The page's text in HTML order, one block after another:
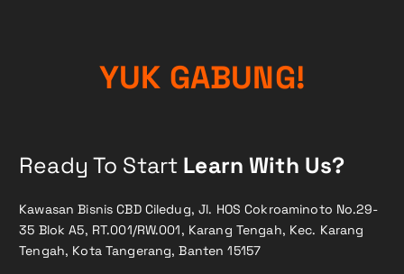
YUK GABUNG!
Ready To Start Learn With Us?
Kawasan Bisnis CBD Ciledug, Jl. HOS Cokroaminoto No.29-
35 Blok A5, RT.001/RW.001, Karang Tengah, Kec. Karang
Tengah, Kota Tangerang, Banten 15157